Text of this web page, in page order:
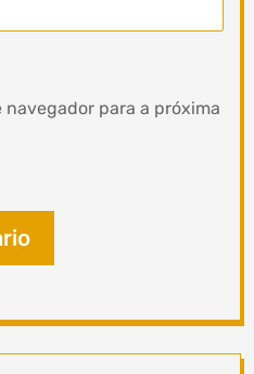
para a próxima